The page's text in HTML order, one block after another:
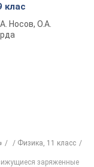
клас
Носов, О.А.
Физика, 11 класс
заряженные